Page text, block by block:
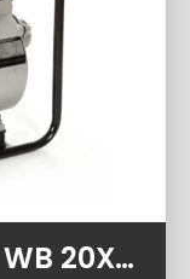
Motopompa Honda WB 20XT (620 l/min 3,2 atm)